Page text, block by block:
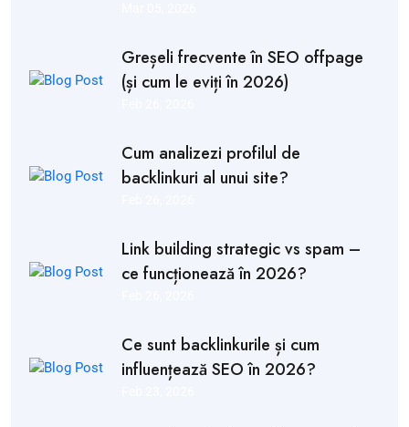
Greșeli frecvente în SEO offpage
(și cum le eviți în 2026)
Cum analizezi profilul de
backlinkuri al unui site?
Link building strategic vs spam –
ce funcționează în 2026?
Ce sunt backlinkurile și cum
influențează SEO în 2026?